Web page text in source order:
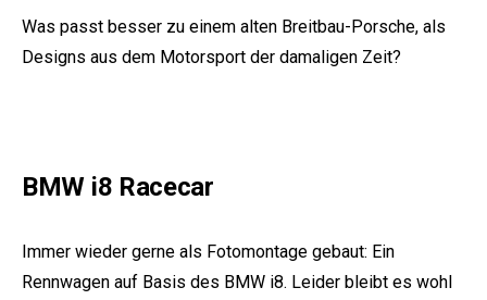
Was passt besser zu einem alten Breitbau-Porsche, als
Designs aus dem Motorsport der damaligen Zeit?
BMW i8 Racecar
Immer wieder gerne als Fotomontage gebaut: Ein
Rennwagen auf Basis des BMW i8. Leider bleibt es wohl